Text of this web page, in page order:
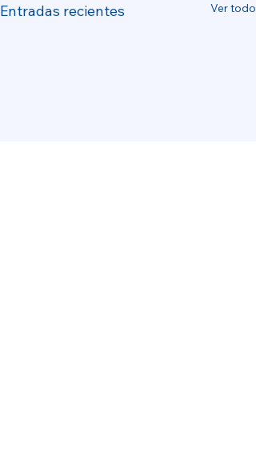
Entradas recientes Ver todo